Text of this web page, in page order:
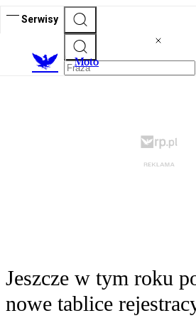
Serwisy
Moto
Jeszcze w tym roku
nowe tablice